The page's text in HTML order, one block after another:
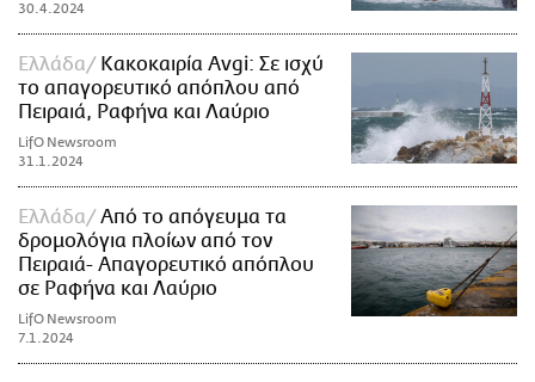
30.4.2024
Ελλάδα
Κακοκαιρία Avgi: Σε ισχύ
το απαγορευτικό απόπλου από
Πειραιά, Ραφήνα και Λαύριο
LifO Newsroom
31.1.2024
Ελλάδα
Από το απόγευμα τα
δρομολόγια πλοίων από τον
Πειραιά- Απαγορευτικό απόπλου
σε Ραφήνα και Λαύριο
LifO Newsroom
7.1.2024